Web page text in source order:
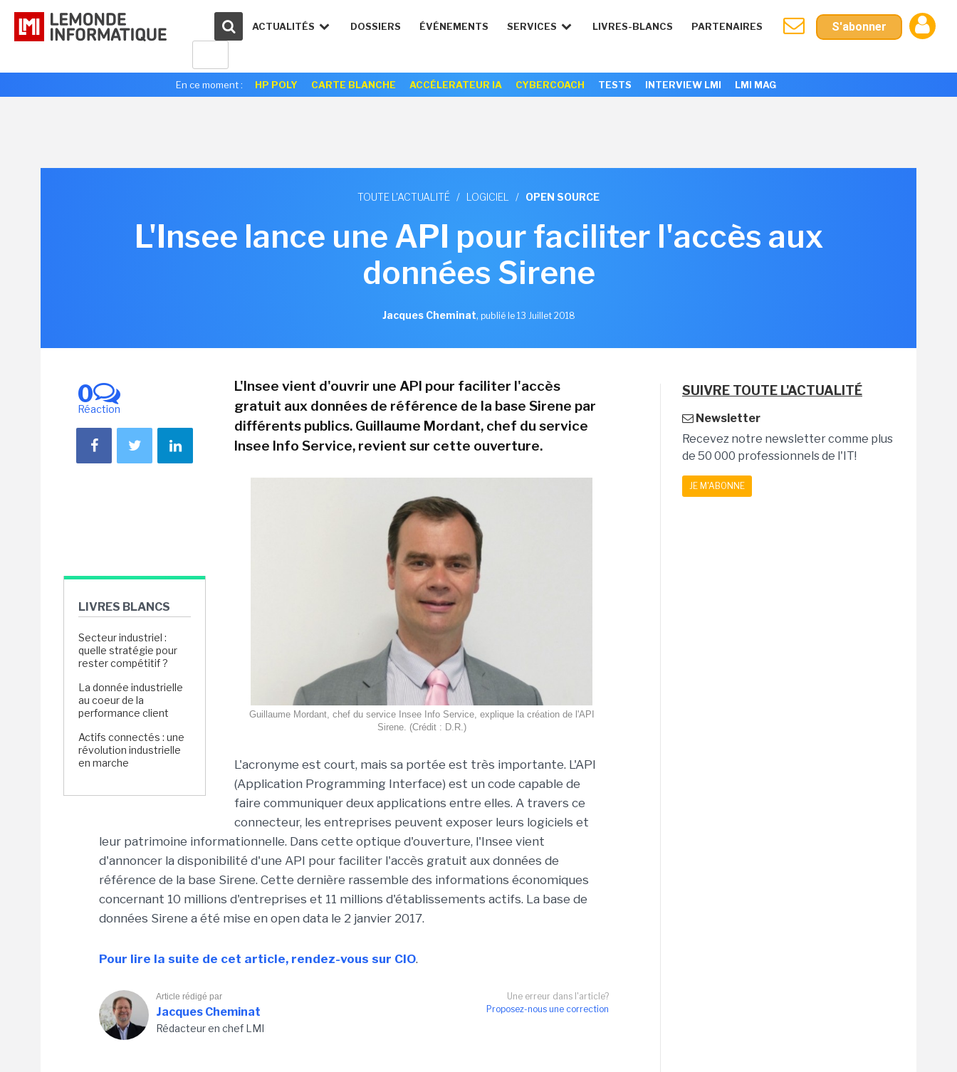
ACTUALITÉS DOSSIERS ÉVÉNEMENTS SERVICES LIVRES-BLANCS PARTENAIRES S'abonner
En ce moment : HP POLY CARTE BLANCHE ACCÉLERATEUR IA CYBERCOACH TESTS INTERVIEW LMI LMI MAG
TOUTE L'ACTUALITÉ / LOGICIEL / OPEN SOURCE
L'Insee lance une API pour faciliter l'accès aux
données Sirene
Jacques Cheminat, publié le 13 Juillet 2018
0
Réaction
LIVRES BLANCS
Secteur industriel :
quelle stratégie pour
rester compétitif ?
La donnée industrielle
au coeur de la
performance client
Actifs connectés : une
révolution industrielle
en marche
L'Insee vient d'ouvrir une API pour faciliter l'accès
gratuit aux données de référence de la base Sirene par
différents publics. Guillaume Mordant, chef du service
Insee Info Service, revient sur cette ouverture.
Guillaume Mordant, chef du service Insee Info Service, explique la création de l'API
Sirene. (Crédit : D.R.)
L'acronyme est court, mais sa portée est très importante. L'API
(Application Programming Interface) est un code capable de
faire communiquer deux applications entre elles. A travers ce
connecteur, les entreprises peuvent exposer leurs logiciels et
leur patrimoine informationnelle. Dans cette optique d'ouverture, l'Insee vient
d'annoncer la disponibilité d'une API pour faciliter l'accès gratuit aux données de
référence de la base Sirene. Cette dernière rassemble des informations économiques
concernant 10 millions d'entreprises et 11 millions d'établissements actifs. La base de
données Sirene a été mise en open data le 2 janvier 2017.
Pour lire la suite de cet article, rendez-vous sur CIO.
Une erreur dans l'article?
Proposez-nous une correction
Article rédigé par
Jacques Cheminat
Rédacteur en chef LMI
SUIVRE TOUTE L'ACTUALITÉ
Newsletter
Recevez notre newsletter comme plus
de 50 000 professionnels de l'IT!
JE M'ABONNE